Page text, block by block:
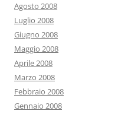
Agosto 2008
Luglio 2008
Giugno 2008
Maggio 2008
Aprile 2008
Marzo 2008
Febbraio 2008
Gennaio 2008